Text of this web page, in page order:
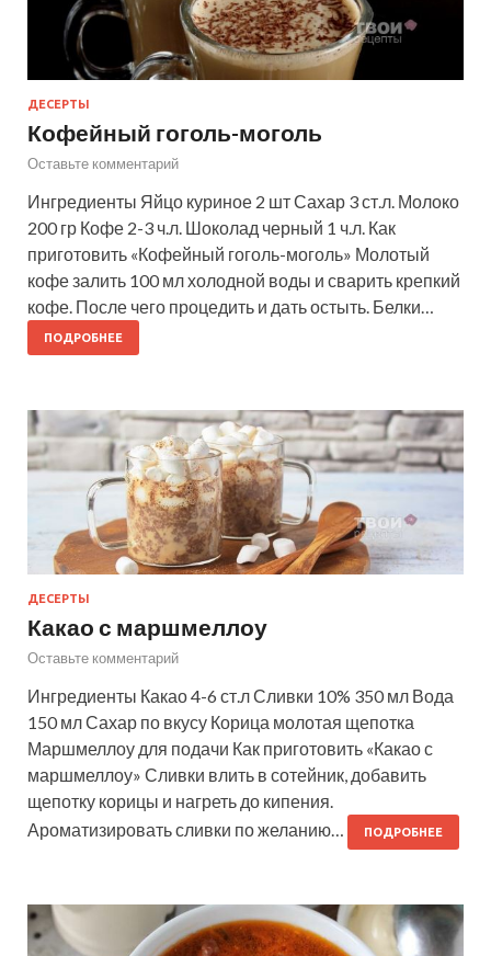
ДЕСЕРТЫ
Кофейный гоголь-моголь
Оставьте комментарий
Ингредиенты Яйцо куриное 2 шт Сахар 3 ст.л. Молоко
200 гр Кофе 2-3 ч.л. Шоколад черный 1 ч.л. Как
приготовить «Кофейный гоголь-моголь» Молотый
кофе залить 100 мл холодной воды и сварить крепкий
кофе. После чего процедить и дать остыть. Белки…
ПОДРОБНЕЕ
ДЕСЕРТЫ
Какао с маршмеллоу
Оставьте комментарий
Ингредиенты Какао 4-6 ст.л Сливки 10% 350 мл Вода
150 мл Сахар по вкусу Корица молотая щепотка
Маршмеллоу для подачи Как приготовить «Какао с
маршмеллоу» Сливки влить в сотейник, добавить
щепотку корицы и нагреть до кипения.
Ароматизировать сливки по желанию…
ПОДРОБНЕЕ